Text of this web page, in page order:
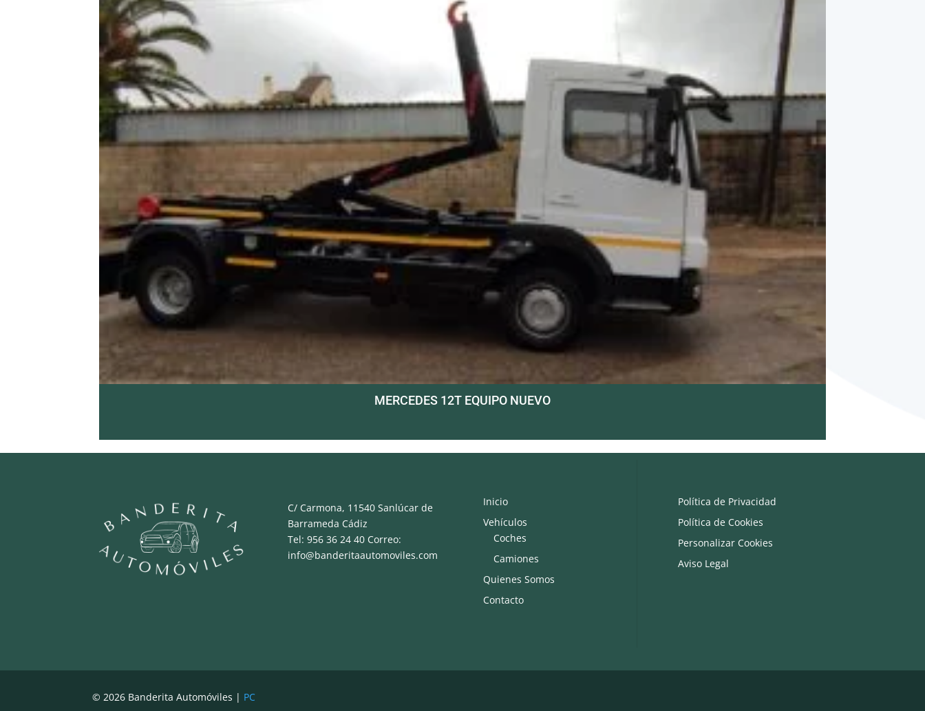
MERCEDES 12T EQUIPO NUEVO
C/ Carmona, 11540 Sanlúcar de
Barrameda Cádiz
Tel: 956 36 24 40 Correo:
info@banderitaautomoviles.com
Inicio
Vehículos
Coches
Camiones
Quienes Somos
Contacto
Política de Privacidad
Política de Cookies
Personalizar Cookies
Aviso Legal
© 2026 Banderita Automóviles | PC